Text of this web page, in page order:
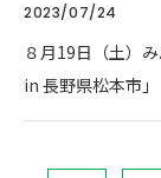
2023/07/24
８月19日（土）
in 長野県松本市」